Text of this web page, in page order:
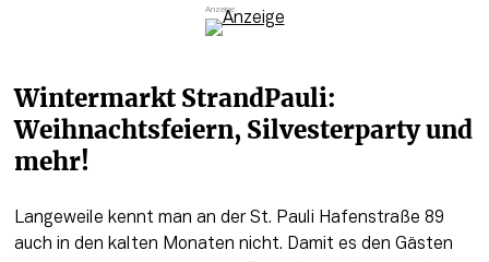
Wintermarkt StrandPauli:
Weihnachtsfeiern, Silvesterparty und
mehr!
Langeweile kennt man an der St. Pauli Hafenstraße 89
auch in den kalten Monaten nicht. Damit es den Gästen